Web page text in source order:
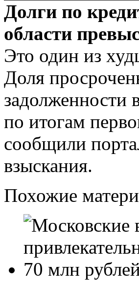
Долги по
области
Это один из
Доля
задолженности
по итогам
сообщили
взыскания.
Похожие